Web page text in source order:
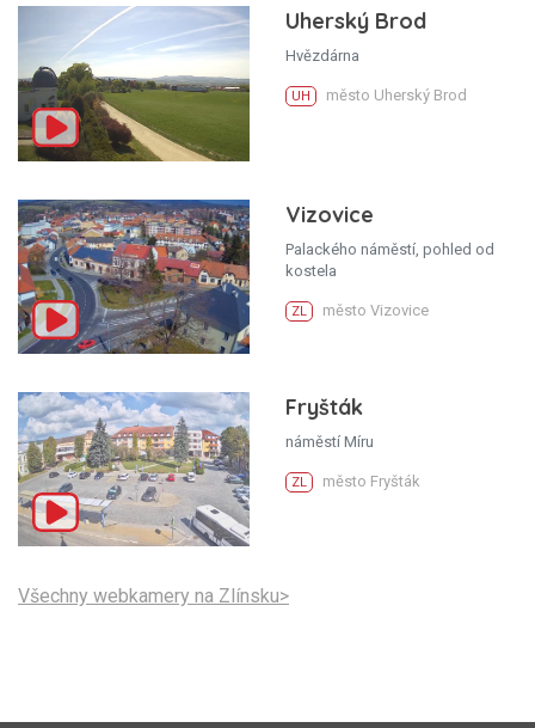
Uherský Brod
Hvězdárna
UH město Uherský Brod
Vizovice
Palackého náměstí, pohled od
kostela
ZL město Vizovice
Fryšták
náměstí Míru
ZL město Fryšták
Všechny webkamery na Zlínsku>